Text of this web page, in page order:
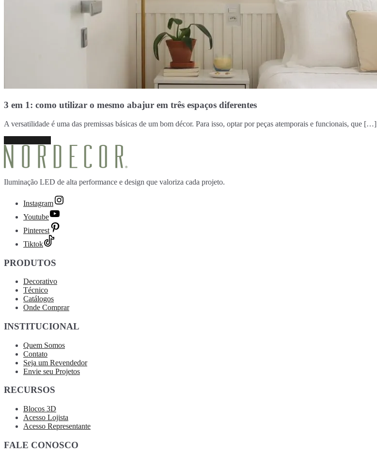
3 em 1: como utilizar o mesmo abajur em três espaços diferentes
A versatilidade é uma das premissas básicas de um bom décor. Para isso, optar por peças atemporais e funcionais, que […]
Iluminação LED de alta performance e design que valoriza cada projeto.
Instagram
Youtube
Pinterest
Tiktok
PRODUTOS
Decorativo
Técnico
Catálogos
Onde Comprar
INSTITUCIONAL
Quem Somos
Contato
Seja um Revendedor
Envie seu Projetos
RECURSOS
Blocos 3D
Acesso Lojista
Acesso Representante
FALE CONOSCO